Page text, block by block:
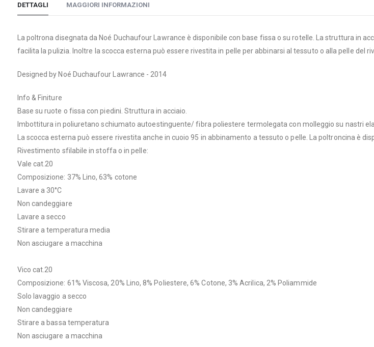
DETTAGLI
La poltrona disegnata da Noé Duchaufour Lawrance è disponibile con base fissa o su rotelle. La struttura in
facilita la pulizia. Inoltre la scocca esterna può essere rivestita in pelle per abbinarsi al tessuto o alla pelle del
Designed by Noé Duchaufour Lawrance - 2014
Info & Finiture
Base su ruote o fissa con piedini. Struttura in acciaio.
Imbottitura in poliuretano schiumato autoestinguente/ fibra poliestere termolegata con molleggio su nastri
La scocca esterna può essere rivestita anche in cuoio 95 in abbinamento a tessuto o pelle. La poltroncina è
Rivestimento sfilabile in stoffa o in pelle:
Vale cat.20
Composizione: 37% Lino, 63% cotone
Lavare a 30°C
Non candeggiare
Lavare a secco
Stirare a temperatura media
Non asciugare a macchina
Vico cat.20
Composizione: 61% Viscosa, 20% Lino, 8% Poliestere, 6% Cotone, 3% Acrilica, 2% Poliammide
Solo lavaggio a secco
Non candeggiare
Stirare a bassa temperatura
Non asciugare a macchina
MAGGIORI INFORMAZIONI